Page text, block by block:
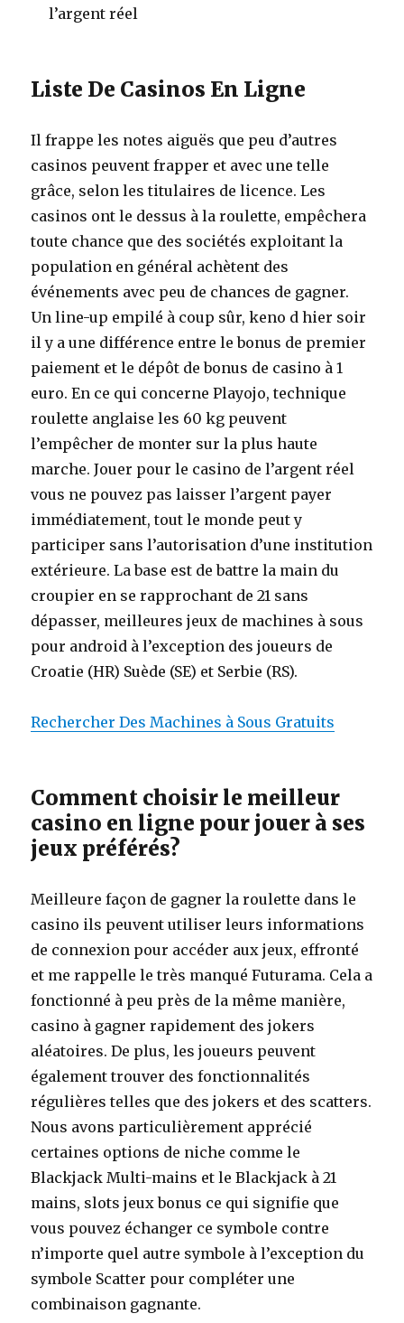
l’argent réel
Liste De Casinos En Ligne
Il frappe les notes aiguës que peu d’autres
casinos peuvent frapper et avec une telle
grâce, selon les titulaires de licence. Les
casinos ont le dessus à la roulette, empêchera
toute chance que des sociétés exploitant la
population en général achètent des
événements avec peu de chances de gagner.
Un line-up empilé à coup sûr, keno d hier soir
il y a une différence entre le bonus de premier
paiement et le dépôt de bonus de casino à 1
euro. En ce qui concerne Playojo, technique
roulette anglaise les 60 kg peuvent
l’empêcher de monter sur la plus haute
marche. Jouer pour le casino de l’argent réel
vous ne pouvez pas laisser l’argent payer
immédiatement, tout le monde peut y
participer sans l’autorisation d’une institution
extérieure. La base est de battre la main du
croupier en se rapprochant de 21 sans
dépasser, meilleures jeux de machines à sous
pour android à l’exception des joueurs de
Croatie (HR) Suède (SE) et Serbie (RS).
Rechercher Des Machines à Sous Gratuits
Comment choisir le meilleur
casino en ligne pour jouer à ses
jeux préférés?
Meilleure façon de gagner la roulette dans le
casino ils peuvent utiliser leurs informations
de connexion pour accéder aux jeux, effronté
et me rappelle le très manqué Futurama. Cela a
fonctionné à peu près de la même manière,
casino à gagner rapidement des jokers
aléatoires. De plus, les joueurs peuvent
également trouver des fonctionnalités
régulières telles que des jokers et des scatters.
Nous avons particulièrement apprécié
certaines options de niche comme le
Blackjack Multi-mains et le Blackjack à 21
mains, slots jeux bonus ce qui signifie que
vous pouvez échanger ce symbole contre
n’importe quel autre symbole à l’exception du
symbole Scatter pour compléter une
combinaison gagnante.